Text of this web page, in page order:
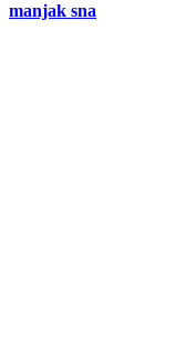
manjak sna